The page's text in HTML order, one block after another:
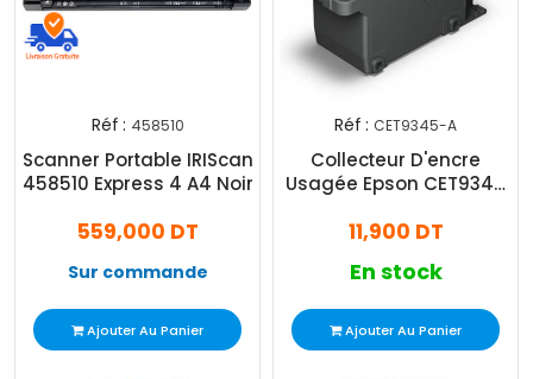
Réf : 458510
Scanner Portable IRIScan
458510 Express 4 A4 Noir
559,000 DT
Sur commande
Ajouter Au Panier
Réf : CET9345-A
Collecteur D'encre
Usagée Epson CET9345
11,900 DT
En stock
Ajouter Au Panier